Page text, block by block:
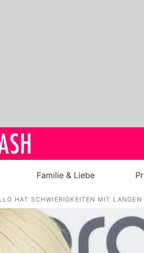
Familie & Liebe
HAT SCHWIERIGKEITEN MIT LANGEN